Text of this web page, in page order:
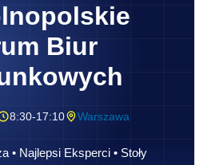
Biur
8:30-17:10 Warszawa
• Najlepsi Eksperci • Stoły